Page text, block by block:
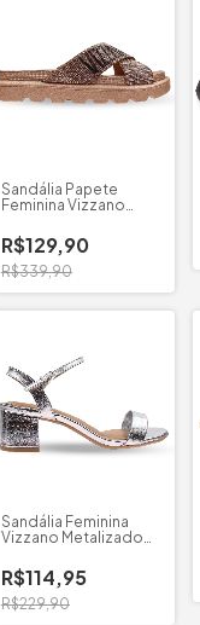
Sandália Papete
Feminina Vizzano
R$129,90
R$339,90
Sandália Feminina
Vizzano Metalizado
R$114,95
R$229,90